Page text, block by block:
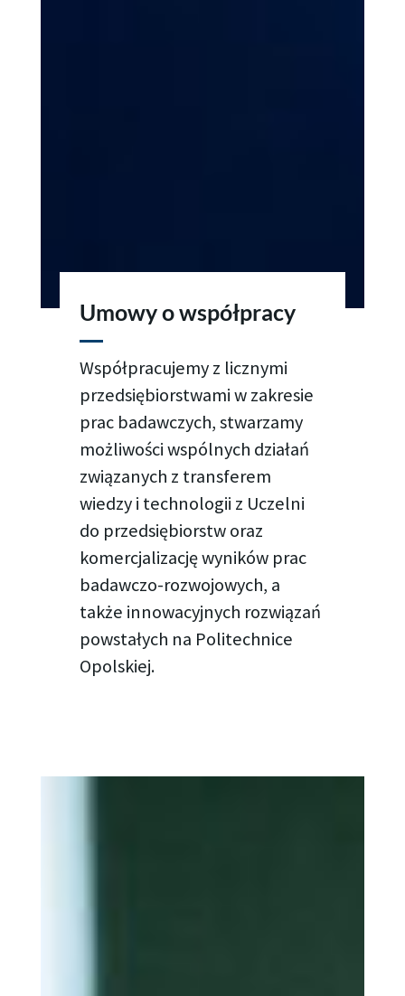
Umowy o współpracy
Współpracujemy z licznymi
przedsiębiorstwami w zakresie
prac badawczych, stwarzamy
możliwości wspólnych działań
związanych z transferem
wiedzy i technologii z Uczelni
do przedsiębiorstw oraz
komercjalizację wyników prac
badawczo-rozwojowych, a
także innowacyjnych rozwiązań
powstałych na Politechnice
Opolskiej.